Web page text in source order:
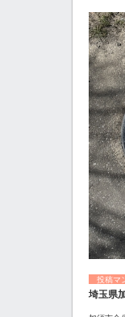
投稿マ
埼玉県